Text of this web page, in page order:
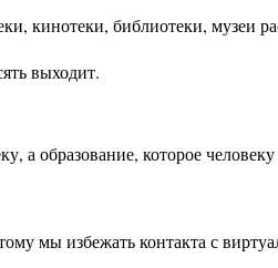
кинотеки, библиотеки, музеи
выходит.
образование, которое
мы избежать контакта с